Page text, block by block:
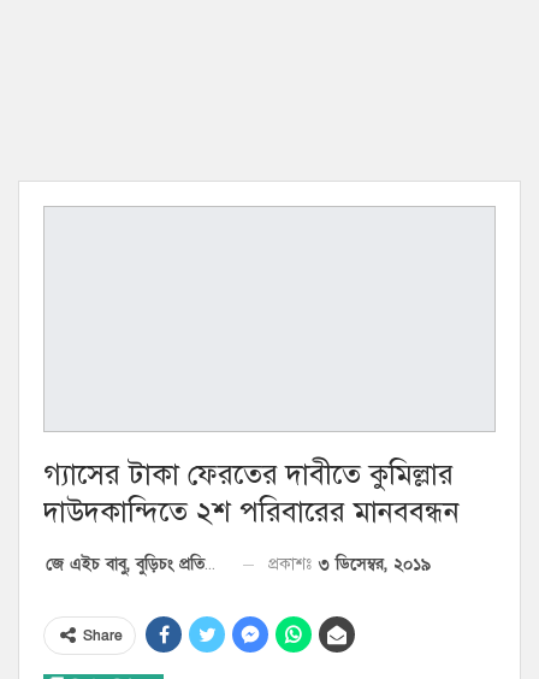
গ্যাসের টাকা ফেরতের দাবীতে কুমিল্লার
দাউদকান্দিতে ২শ পরিবারের মানববন্ধন
জে এইচ বাবু, বুড়িচং প্রতিনিধি প্রকাশঃ ৩ ডিসেম্বর, ২০১৯
Share